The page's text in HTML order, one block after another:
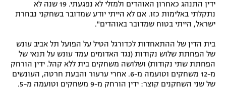
ידין התנהג כאחרון האוהדים ולמזלי לא נפגעתי. 19 שנה לא
נתקלתי באלימות כזו. אם לא הייתי יודע שמדובר בשחקני נבחרת
ישראל, הייתי בטוח שמדובר באוהדים".
בית הדין של ההתאחדות לכדורגל הטיל על הפועל תל אביב עונש
של הפחתת שלוש נקודות (נגד האדומים עמד עונש על תנאי של
הפחתת שתי נקודות) ושלושה משחקים בית ללא קהל. ידין הורחק
מ-12 משחקים וטועמה מ-6. אחרי ערעור והבעת חרטה, העונשים
של שני השחקנים קוצר: ידין הורחק מ-9 משחקים וטועמה מ-5.